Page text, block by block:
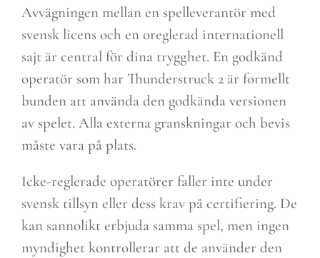
Avvägningen mellan en spelleverantör med
svensk licens och en oreglerad internationell
sajt är central för dina trygghet. En godkänd
operatör som har Thunderstruck 2 är formellt
bunden att använda den godkända versionen
av spelet. Alla externa granskningar och bevis
måste vara på plats.
Icke-reglerade operatörer faller inte under
svensk tillsyn eller dess krav på certifiering. De
kan sannolikt erbjuda samma spel, men ingen
myndighet kontrollerar att de använder den